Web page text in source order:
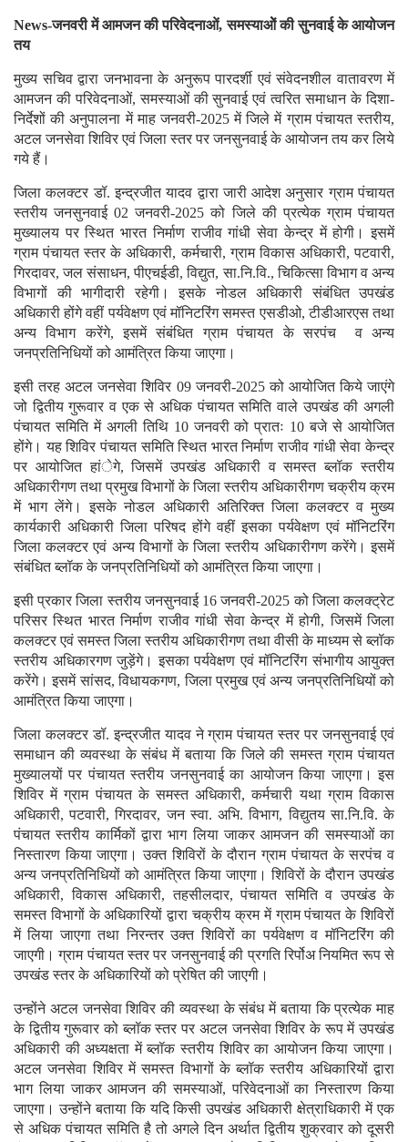
News-जनवरी में आमजन की परिवेदनाओं, समस्याओें की सुनवाई के आयोजन
तय
मुख्य सचिव द्वारा जनभावना के अनुरूप पारदर्शी एवं संवेदनशील वातावरण में
आमजन की परिवेदनाओं, समस्याओं की सुनवाई एवं त्वरित समाधान के दिशा-
निर्देशों की अनुपालना में माह जनवरी-2025 में जिले में ग्राम पंचायत स्तरीय,
अटल जनसेवा शिविर एवं जिला स्तर पर जनसुनवाई के आयोजन तय कर लिये
गये हैं।
जिला कलक्टर डॉ. इन्द्रजीत यादव द्वारा जारी आदेश अनुसार ग्राम पंचायत
स्तरीय जनसुनवाई 02 जनवरी-2025 को जिले की प्रत्येक ग्राम पंचायत
मुख्यालय पर स्थित भारत निर्माण राजीव गांधी सेवा केन्द्र में होगी। इसमें
ग्राम पंचायत स्तर के अधिकारी, कर्मचारी, ग्राम विकास अधिकारी, पटवारी,
गिरदावर, जल संसाधन, पीएचईडी, विद्युत, सा.नि.वि., चिकित्सा विभाग व अन्य
विभागों की भागीदारी रहेगी। इसके नोडल अधिकारी संबंधित उपखंड
अधिकारी होंगे वहीं पर्यवेक्षण एवं मॉनिटरिंग समस्त एसडीओ, टीडीआरएस तथा
अन्य विभाग करेंगे, इसमें संबंधित ग्राम पंचायत के सरपंच व अन्य
जनप्रतिनिधियों को आमंत्रित किया जाएगा।
इसी तरह अटल जनसेवा शिविर 09 जनवरी-2025 को आयोजित किये जाएंगे
जो द्वितीय गुरूवार व एक से अधिक पंचायत समिति वाले उपखंड की अगली
पंचायत समिति में अगली तिथि 10 जनवरी को प्रातः 10 बजे से आयोजित
होंगे। यह शिविर पंचायत समिति स्थित भारत निर्माण राजीव गांधी सेवा केन्द्र
पर आयोजित हांेगे, जिसमें उपखंड अधिकारी व समस्त ब्लॉक स्तरीय
अधिकारीगण तथा प्रमुख विभागों के जिला स्तरीय अधिकारीगण चक्रीय क्रम
में भाग लेंगे। इसके नोडल अधिकारी अतिरिक्त जिला कलक्टर व मुख्य
कार्यकारी अधिकारी जिला परिषद होंगे वहीं इसका पर्यवेक्षण एवं मॉनिटरिंग
जिला कलक्टर एवं अन्य विभागों के जिला स्तरीय अधिकारीगण करेंगे। इसमें
संबंधित ब्लॉक के जनप्रतिनिधियों को आमंत्रित किया जाएगा।
इसी प्रकार जिला स्तरीय जनसुनवाई 16 जनवरी-2025 को जिला कलक्ट्रेट
परिसर स्थित भारत निर्माण राजीव गांधी सेवा केन्द्र में होगी, जिसमें जिला
कलक्टर एवं समस्त जिला स्तरीय अधिकारीगण तथा वीसी के माध्यम से ब्लॉक
स्तरीय अधिकारगण जुड़ेंगे। इसका पर्यवेक्षण एवं मॉनिटरिंग संभागीय आयुक्त
करेंगे। इसमें सांसद, विधायकगण, जिला प्रमुख एवं अन्य जनप्रतिनिधियों को
आमंत्रित किया जाएगा।
जिला कलक्टर डॉ. इन्द्रजीत यादव ने ग्राम पंचायत स्तर पर जनसुनवाई एवं
समाधान की व्यवस्था के संबंध में बताया कि जिले की समस्त ग्राम पंचायत
मुख्यालयों पर पंचायत स्तरीय जनसुनवाई का आयोजन किया जाएगा। इस
शिविर में ग्राम पंचायत के समस्त अधिकारी, कर्मचारी यथा ग्राम विकास
अधिकारी, पटवारी, गिरदावर, जन स्वा. अभि. विभाग, विद्युतय सा.नि.वि. के
पंचायत स्तरीय कार्मिकों द्वारा भाग लिया जाकर आमजन की समस्याओं का
निस्तारण किया जाएगा। उक्त शिविरों के दौरान ग्राम पंचायत के सरपंच व
अन्य जनप्रतिनिधियों को आमंत्रित किया जाएगा। शिविरों के दौरान उपखंड
अधिकारी, विकास अधिकारी, तहसीलदार, पंचायत समिति व उपखंड के
समस्त विभागों के अधिकारियों द्वारा चक्रीय क्रम में ग्राम पंचायत के शिविरों
में लिया जाएगा तथा निरन्तर उक्त शिविरों का पर्यवेक्षण व मॉनिटरिंग की
जाएगी। ग्राम पंचायत स्तर पर जनसुनवाई की प्रगति रिर्पोअ नियमित रूप से
उपखंड स्तर के अधिकारियों को प्रेषित की जाएगी।
उन्होंने अटल जनसेवा शिविर की व्यवस्था के संबंध में बताया कि प्रत्येक माह
के द्वितीय गुरूवार को ब्लॉक स्तर पर अटल जनसेवा शिविर के रूप में उपखंड
अधिकारी की अध्यक्षता में ब्लॉक स्तरीय शिविर का आयोजन किया जाएगा।
अटल जनसेवा शिविर में समस्त विभागों के ब्लॉक स्तरीय अधिकारियों द्वारा
भाग लिया जाकर आमजन की समस्याओं, परिवेदनाओं का निस्तारण किया
जाएगा। उन्होंने बताया कि यदि किसी उपखंड अधिकारी क्षेत्राधिकारी में एक
से अधिक पंचायत समिति है तो अगले दिन अर्थात द्वितीय शुक्रवार को दूसरी